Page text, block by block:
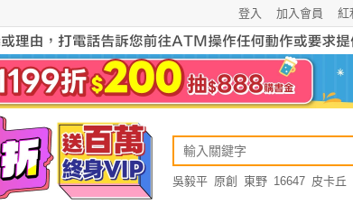
紅
加入會員
登入
吳毅平 原創 東野 16647 皮卡丘